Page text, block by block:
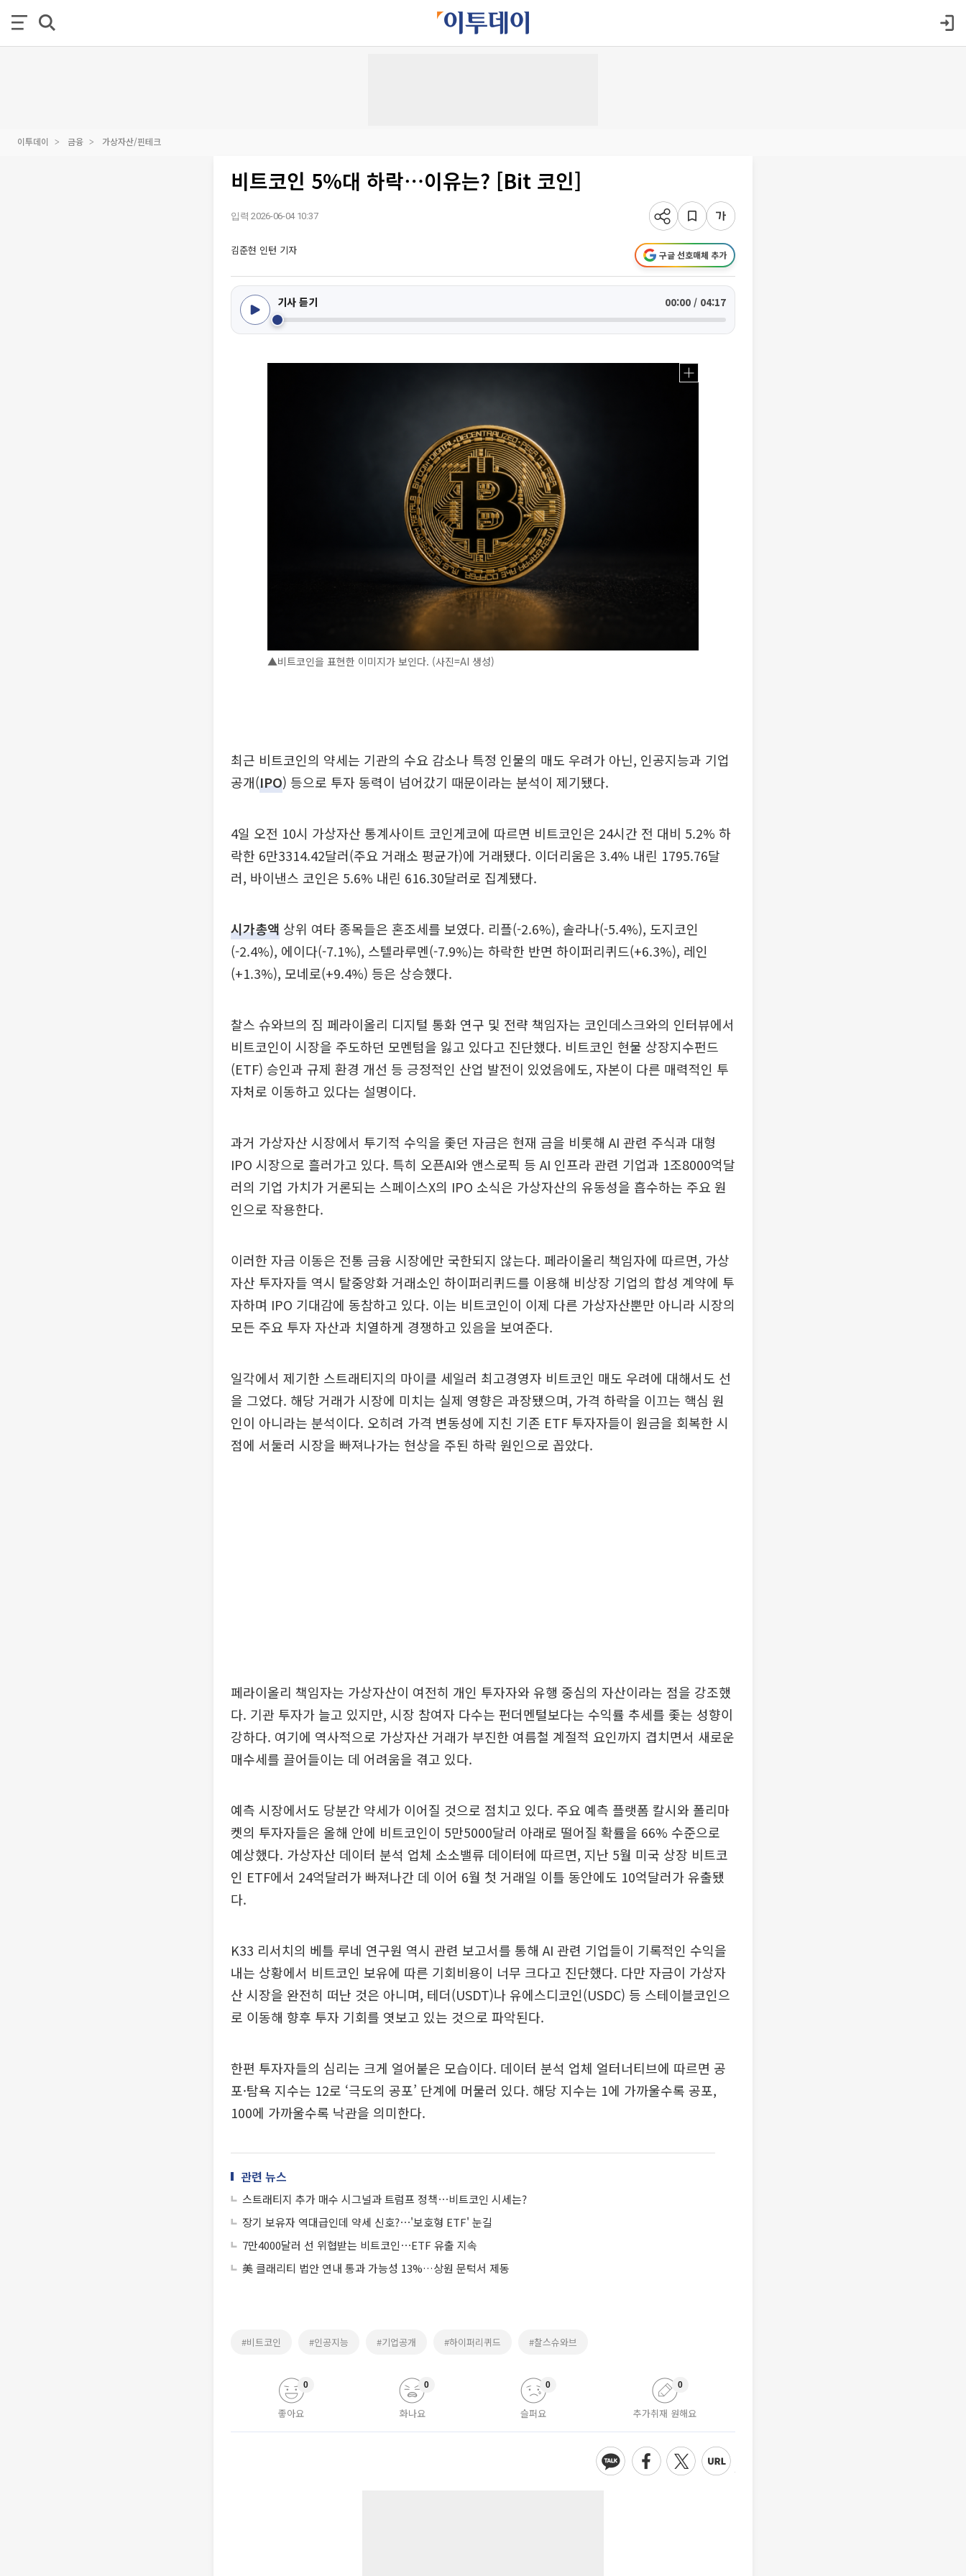
이투데이 금융 가상자산/핀테크
비트코인 5%대 하락⋯이유는? [Bit 코인]
입력 2026-06-04 10:37
김준현 인턴 기자 구글 선호매체 추가
기사 듣기 00:00 / 04:17
▲비트코인을 표현한 이미지가 보인다. (사진=AI 생성)
최근 비트코인의 약세는 기관의 수요 감소나 특정 인물의 매도 우려가 아닌, 인공지능과 기업
공개(IPO) 등으로 투자 동력이 넘어갔기 때문이라는 분석이 제기됐다.
4일 오전 10시 가상자산 통계사이트 코인게코에 따르면 비트코인은 24시간 전 대비 5.2% 하
락한 6만3314.42달러(주요 거래소 평균가)에 거래됐다. 이더리움은 3.4% 내린 1795.76달
러, 바이낸스 코인은 5.6% 내린 616.30달러로 집계됐다.
시가총액 상위 여타 종목들은 혼조세를 보였다. 리플(-2.6%), 솔라나(-5.4%), 도지코인
(-2.4%), 에이다(-7.1%), 스텔라루멘(-7.9%)는 하락한 반면 하이퍼리퀴드(+6.3%), 레인
(+1.3%), 모네로(+9.4%) 등은 상승했다.
찰스 슈와브의 짐 페라이올리 디지털 통화 연구 및 전략 책임자는 코인데스크와의 인터뷰에서
비트코인이 시장을 주도하던 모멘텀을 잃고 있다고 진단했다. 비트코인 현물 상장지수펀드
(ETF) 승인과 규제 환경 개선 등 긍정적인 산업 발전이 있었음에도, 자본이 다른 매력적인 투
자처로 이동하고 있다는 설명이다.
과거 가상자산 시장에서 투기적 수익을 좇던 자금은 현재 금을 비롯해 AI 관련 주식과 대형
IPO 시장으로 흘러가고 있다. 특히 오픈AI와 앤스로픽 등 AI 인프라 관련 기업과 1조8000억달
러의 기업 가치가 거론되는 스페이스X의 IPO 소식은 가상자산의 유동성을 흡수하는 주요 원
인으로 작용한다.
이러한 자금 이동은 전통 금융 시장에만 국한되지 않는다. 페라이올리 책임자에 따르면, 가상
자산 투자자들 역시 탈중앙화 거래소인 하이퍼리퀴드를 이용해 비상장 기업의 합성 계약에 투
자하며 IPO 기대감에 동참하고 있다. 이는 비트코인이 이제 다른 가상자산뿐만 아니라 시장의
모든 주요 투자 자산과 치열하게 경쟁하고 있음을 보여준다.
일각에서 제기한 스트래티지의 마이클 세일러 최고경영자 비트코인 매도 우려에 대해서도 선
을 그었다. 해당 거래가 시장에 미치는 실제 영향은 과장됐으며, 가격 하락을 이끄는 핵심 원
인이 아니라는 분석이다. 오히려 가격 변동성에 지친 기존 ETF 투자자들이 원금을 회복한 시
점에 서둘러 시장을 빠져나가는 현상을 주된 하락 원인으로 꼽았다.
페라이올리 책임자는 가상자산이 여전히 개인 투자자와 유행 중심의 자산이라는 점을 강조했
다. 기관 투자가 늘고 있지만, 시장 참여자 다수는 펀더멘털보다는 수익률 추세를 좇는 성향이
강하다. 여기에 역사적으로 가상자산 거래가 부진한 여름철 계절적 요인까지 겹치면서 새로운
매수세를 끌어들이는 데 어려움을 겪고 있다.
예측 시장에서도 당분간 약세가 이어질 것으로 점치고 있다. 주요 예측 플랫폼 칼시와 폴리마
켓의 투자자들은 올해 안에 비트코인이 5만5000달러 아래로 떨어질 확률을 66% 수준으로
예상했다. 가상자산 데이터 분석 업체 소소밸류 데이터에 따르면, 지난 5월 미국 상장 비트코
인 ETF에서 24억달러가 빠져나간 데 이어 6월 첫 거래일 이틀 동안에도 10억달러가 유출됐
다.
K33 리서치의 베틀 루네 연구원 역시 관련 보고서를 통해 AI 관련 기업들이 기록적인 수익을
내는 상황에서 비트코인 보유에 따른 기회비용이 너무 크다고 진단했다. 다만 자금이 가상자
산 시장을 완전히 떠난 것은 아니며, 테더(USDT)나 유에스디코인(USDC) 등 스테이블코인으
로 이동해 향후 투자 기회를 엿보고 있는 것으로 파악된다.
한편 투자자들의 심리는 크게 얼어붙은 모습이다. 데이터 분석 업체 얼터너티브에 따르면 공
포·탐욕 지수는 12로 ‘극도의 공포’ 단계에 머물러 있다. 해당 지수는 1에 가까울수록 공포,
100에 가까울수록 낙관을 의미한다.
관련 뉴스
스트래티지 추가 매수 시그널과 트럼프 정책⋯비트코인 시세는?
장기 보유자 역대급인데 약세 신호?⋯'보호형 ETF' 눈길
7만4000달러 선 위협받는 비트코인⋯ETF 유출 지속
美 클래리티 법안 연내 통과 가능성 13%…상원 문턱서 제동
#비트코인 #인공지능 #기업공개 #하이퍼리퀴드 #찰스슈와브
좋아요
0
화나요
0
슬퍼요
0
추가취재 원해요
0